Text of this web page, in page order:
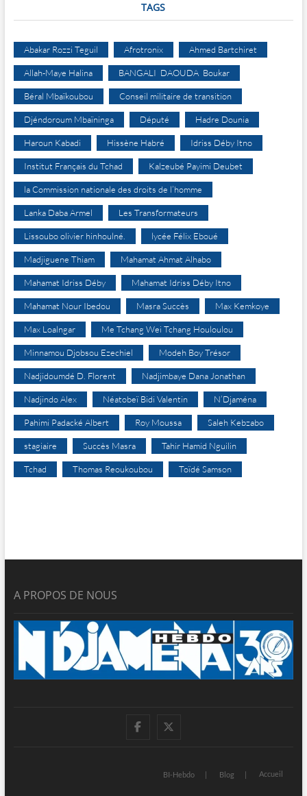
TAGS
Abakar Rozzi Teguil Afrotronix Ahmed Bartchiret
Allah-Maye Halina BANGALI DAOUDA Boukar
Béral Mbaïkoubou Conseil militaire de transition
Djéndoroum Mbaïninga Député Hadre Dounia
Haroun Kabadi Hissène Habré Idriss Déby Itno
Institut Français du Tchad Kalzeubé Payimi Deubet
la Commission nationale des droits de l’homme
Lanka Daba Armel Les Transformateurs
Lissoubo olivier hinhoulné. lycée Félix Eboué
Madjiguene Thiam Mahamat Ahmat Alhabo
Mahamat Idriss Déby Mahamat Idriss Déby Itno
Mahamat Nour Ibedou Masra Succès Max Kemkoye
Max Loalngar Me Tchang Wei Tchang Houloulou
Minnamou Djobsou Ezechiel Modeh Boy Trésor
Nadjidoumdé D. Florent Nadjimbaye Dana Jonathan
Nadjindo Alex Néatobeï Bidi Valentin N’Djaména
Pahimi Padacké Albert Roy Moussa Saleh Kebzabo
stagiaire Succès Masra Tahir Hamid Nguilin
Tchad Thomas Reoukoubou Toïdé Samson
A PROPOS DE NOUS
facebook
BI-Hebdo Blog Accueil